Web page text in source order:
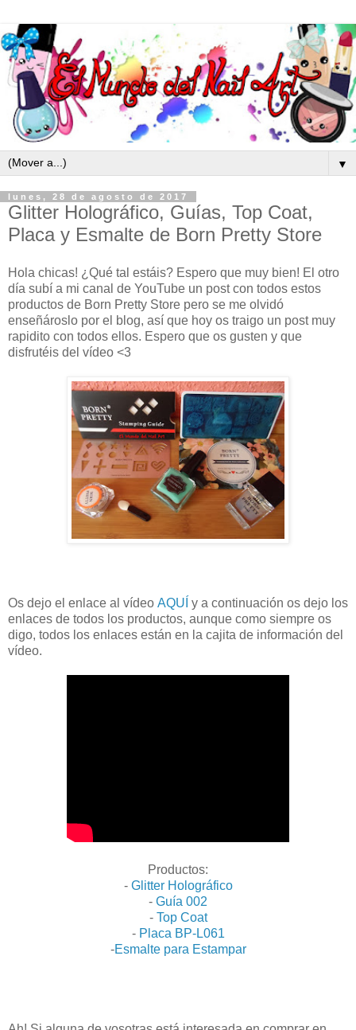
▼
lunes, 28 de agosto de 2017
Glitter Holográfico, Guías, Top Coat,
Placa y Esmalte de Born Pretty Store
Hola chicas! ¿Qué tal estáis? Espero que muy bien! El otro
día subí a mi canal de YouTube un post con todos estos
productos de Born Pretty Store pero se me olvidó
enseñároslo por el blog, así que hoy os traigo un post muy
rapidito con todos ellos. Espero que os gusten y que
disfrutéis del vídeo <3
Os dejo el enlace al vídeo AQUÍ y a continuación os dejo los
enlaces de todos los productos, aunque como siempre os
digo, todos los enlaces están en la cajita de información del
vídeo.
Productos:
- Glitter Holográfico
- Guía 002
- Top Coat
- Placa BP-L061
-Esmalte para Estampar